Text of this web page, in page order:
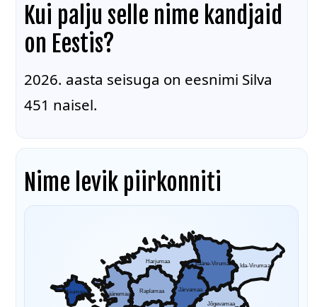
Kui palju selle nime kandjaid
on Eestis?
2026. aasta seisuga on eesnimi Silva
451 naisel.
Nime levik piirkonniti
Hiiumaa Läänemaa Raplamaa
Harjumaa Lääne-Virumaa Ida-Virumaa
Järvamaa
Jõgevamaa